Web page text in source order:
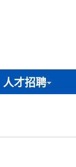
人才招聘